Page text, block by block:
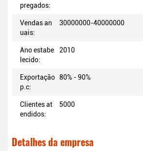
pregados:
Vendas an
uais:
30000000-40000000
Ano estabe
lecido:
2010
Exportação
p.c:
80% - 90%
Clientes at
endidos:
5000
Detalhes da empresa